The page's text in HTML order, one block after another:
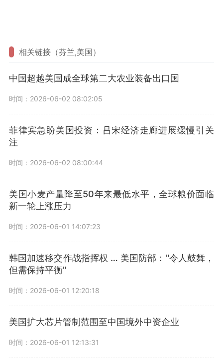
相关链接（芬兰,美国）
中国超越美国成全球第二大农业装备出口国
时间：2026-06-02 08:02:05
菲律宾急盼美国投资：吕宋经济走廊进展缓慢引关
注
时间：2026-06-02 08:00:44
美国小麦产量降至50年来最低水平，全球粮价面临
新一轮上涨压力
时间：2026-06-01 14:07:23
韩国加速移交作战指挥权 … 美国防部："令人鼓舞，
但需保持平衡"
时间：2026-06-01 12:20:18
美国扩大芯片管制范围至中国境外中资企业
时间：2026-06-01 12:13:31